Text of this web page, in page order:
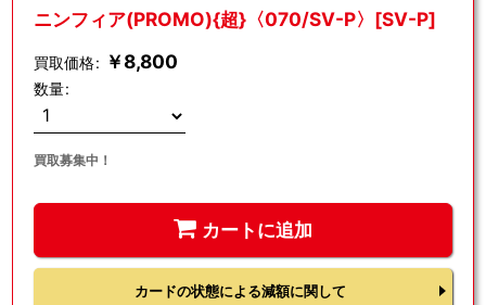
ニンフィア(PROMO){超}〈070/SV-P〉[SV-P]
買取価格: ￥8,800
数量:
買取募集中！
カートに追加
カードの状態による減額に関して